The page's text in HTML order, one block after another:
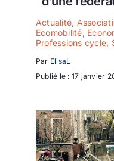
Actualité,
Ecomobilité,
Professions cycle,
Par ElisaL
Publié le : 17 janvier